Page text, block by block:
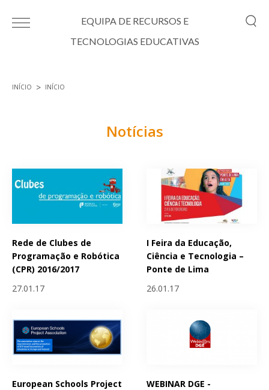
EQUIPA DE RECURSOS E
TECNOLOGIAS EDUCATIVAS
INÍCIO INÍCIO
Notícias
Rede de Clubes de
Programação e Robótica
(CPR) 2016/2017
27.01.17
I Feira da Educação,
Ciência e Tecnologia –
Ponte de Lima
26.01.17
European Schools Project
WEBINAR DGE -
Páginas